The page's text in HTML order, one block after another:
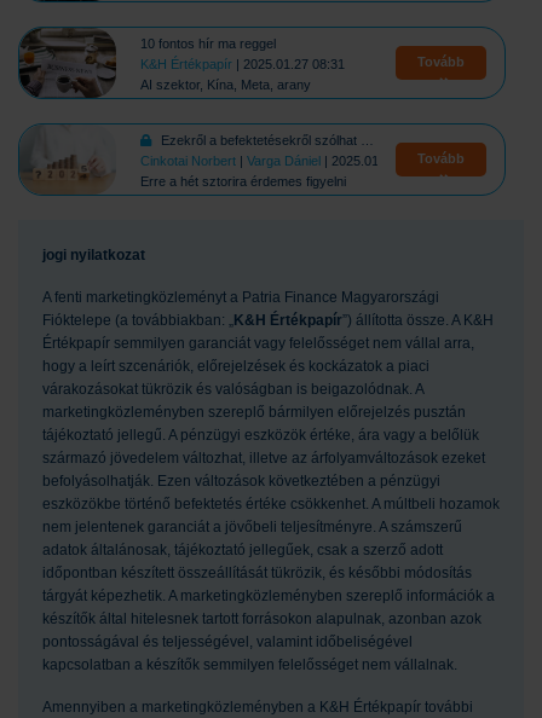
10 fontos hír ma reggel
K&H Értékpapír | 2025.01.27 08:31
AI szektor, Kína, Meta, arany
Tovább
Ezekről a befektetésekről szólhat 2025!
Cinkotai Norbert |Varga Dániel | 2025.01.07 11:54
Erre a hét sztorira érdemes figyelni
Tovább
jogi nyilatkozat
A fenti marketingközleményt a Patria Finance Magyarországi
Fióktelepe (a továbbiakban: „K&H Értékpapír”) állította össze. A K&H
Értékpapír semmilyen garanciát vagy felelősséget nem vállal arra,
hogy a leírt szcenáriók, előrejelzések és kockázatok a piaci
várakozásokat tükrözik és valóságban is beigazolódnak. A
marketingközleményben szereplő bármilyen előrejelzés pusztán
tájékoztató jellegű. A pénzügyi eszközök értéke, ára vagy a belőlük
származó jövedelem változhat, illetve az árfolyamváltozások ezeket
befolyásolhatják. Ezen változások következtében a pénzügyi
eszközökbe történő befektetés értéke csökkenhet. A múltbeli hozamok
nem jelentenek garanciát a jövőbeli teljesítményre. A számszerű
adatok általánosak, tájékoztató jellegűek, csak a szerző adott
időpontban készített összeállítását tükrözik, és későbbi módosítás
tárgyát képezhetik. A marketingközleményben szereplő információk a
készítők által hitelesnek tartott forrásokon alapulnak, azonban azok
pontosságával és teljességével, valamint időbeliségével
kapcsolatban a készítők semmilyen felelősséget nem vállalnak.
Amennyiben a marketingközleményben a K&H Értékpapír további